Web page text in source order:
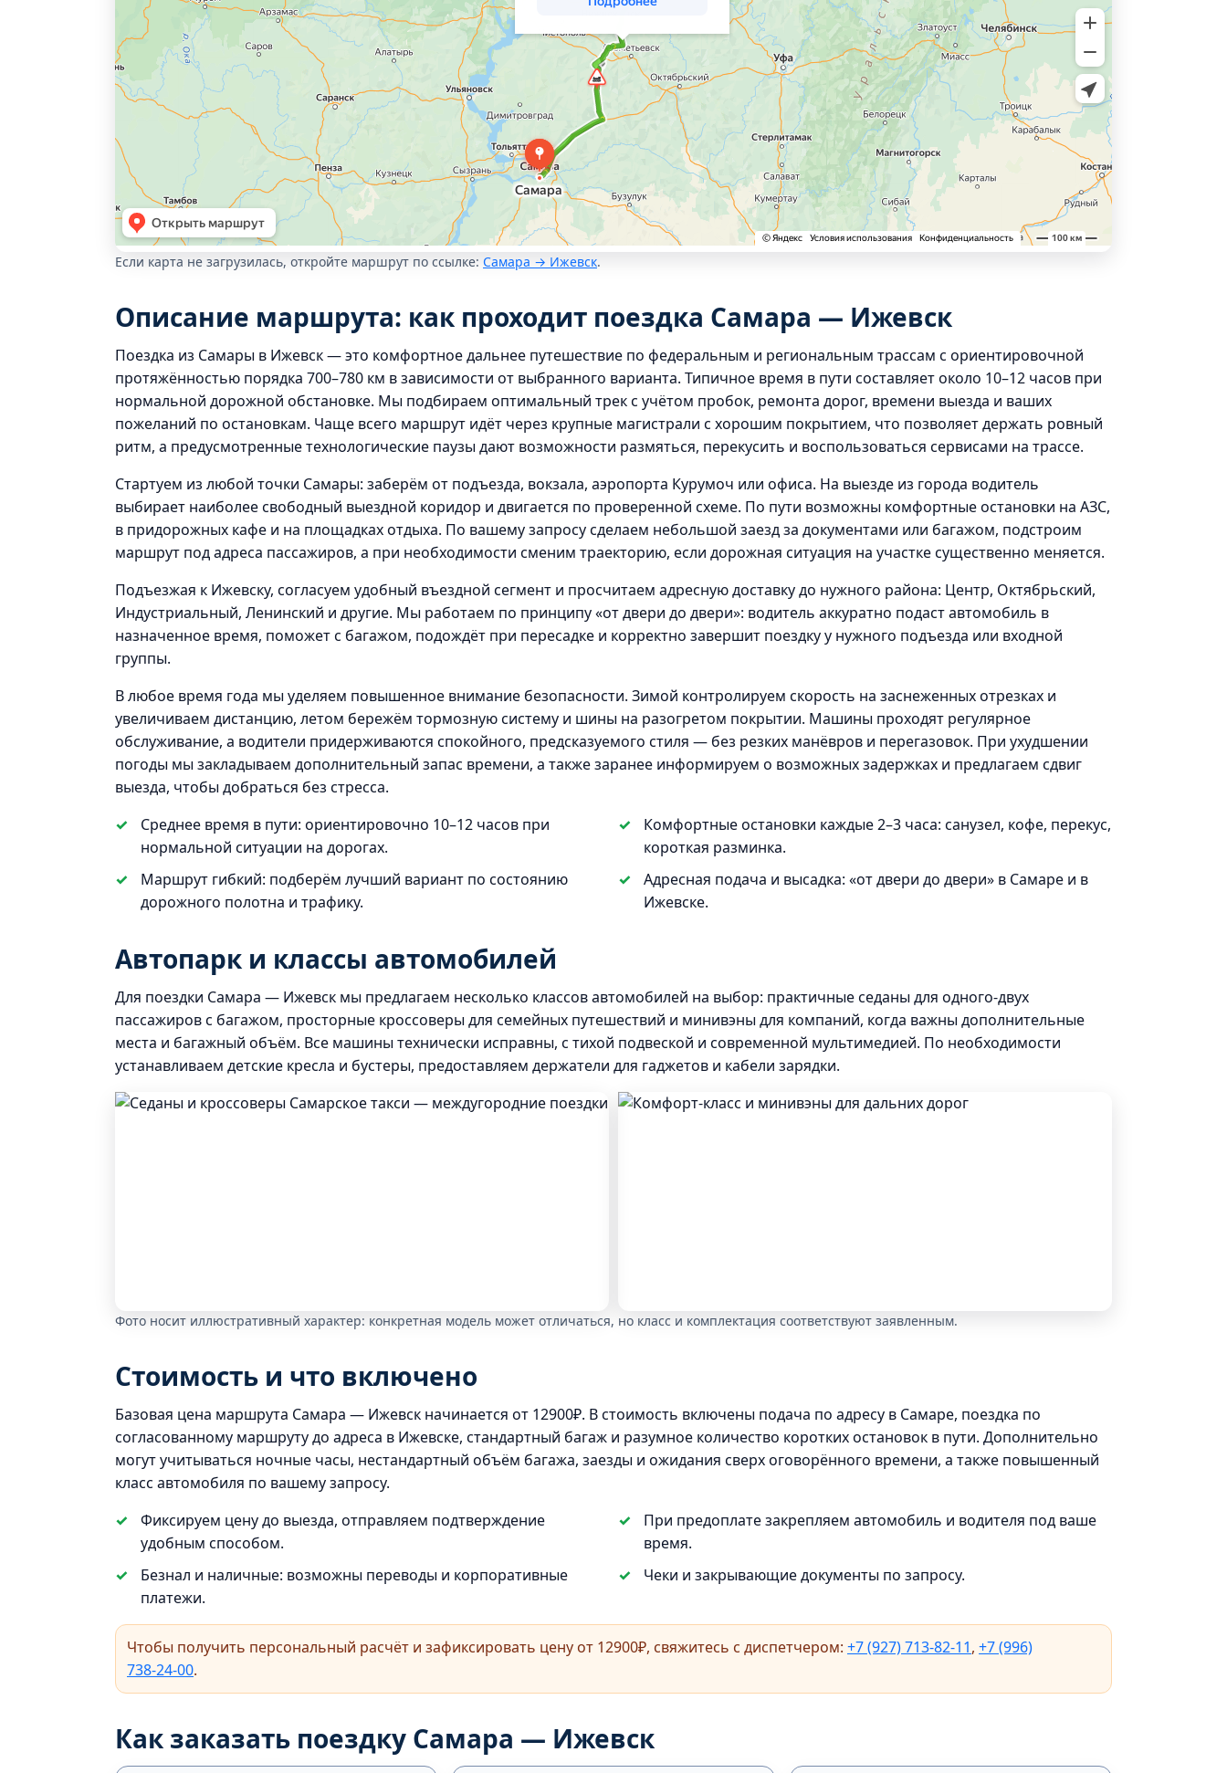
Если карта не загрузилась, откройте маршрут по ссылке: Самара → Ижевск.
Описание маршрута: как проходит поездка Самара — Ижевск
Поездка из Самары в Ижевск — это комфортное дальнее путешествие по федеральным и региональным трассам с ориентировочной
протяжённостью порядка 700–780 км в зависимости от выбранного варианта. Типичное время в пути составляет около 10–12 часов при
нормальной дорожной обстановке. Мы подбираем оптимальный трек с учётом пробок, ремонта дорог, времени выезда и ваших
пожеланий по остановкам. Чаще всего маршрут идёт через крупные магистрали с хорошим покрытием, что позволяет держать ровный
ритм, а предусмотренные технологические паузы дают возможности размяться, перекусить и воспользоваться сервисами на трассе.
Стартуем из любой точки Самары: заберём от подъезда, вокзала, аэропорта Курумоч или офиса. На выезде из города водитель
выбирает наиболее свободный выездной коридор и двигается по проверенной схеме. По пути возможны комфортные остановки на АЗС,
в придорожных кафе и на площадках отдыха. По вашему запросу сделаем небольшой заезд за документами или багажом, подстроим
маршрут под адреса пассажиров, а при необходимости сменим траекторию, если дорожная ситуация на участке существенно меняется.
Подъезжая к Ижевску, согласуем удобный въездной сегмент и просчитаем адресную доставку до нужного района: Центр, Октябрьский,
Индустриальный, Ленинский и другие. Мы работаем по принципу «от двери до двери»: водитель аккуратно подаст автомобиль в
назначенное время, поможет с багажом, подождёт при пересадке и корректно завершит поездку у нужного подъезда или входной
группы.
В любое время года мы уделяем повышенное внимание безопасности. Зимой контролируем скорость на заснеженных отрезках и
увеличиваем дистанцию, летом бережём тормозную систему и шины на разогретом покрытии. Машины проходят регулярное
обслуживание, а водители придерживаются спокойного, предсказуемого стиля — без резких манёвров и перегазовок. При ухудшении
погоды мы закладываем дополнительный запас времени, а также заранее информируем о возможных задержках и предлагаем сдвиг
выезда, чтобы добраться без стресса.
Среднее время в пути: ориентировочно 10–12 часов при
нормальной ситуации на дорогах.
Комфортные остановки каждые 2–3 часа: санузел, кофе, перекус,
короткая разминка.
Маршрут гибкий: подберём лучший вариант по состоянию
дорожного полотна и трафику.
Адресная подача и высадка: «от двери до двери» в Самаре и в
Ижевске.
Автопарк и классы автомобилей
Для поездки Самара — Ижевск мы предлагаем несколько классов автомобилей на выбор: практичные седаны для одного-двух
пассажиров с багажом, просторные кроссоверы для семейных путешествий и минивэны для компаний, когда важны дополнительные
места и багажный объём. Все машины технически исправны, с тихой подвеской и современной мультимедией. По необходимости
устанавливаем детские кресла и бустеры, предоставляем держатели для гаджетов и кабели зарядки.
Фото носит иллюстративный характер: конкретная модель может отличаться, но класс и комплектация соответствуют заявленным.
Стоимость и что включено
Базовая цена маршрута Самара — Ижевск начинается от 12900₽. В стоимость включены подача по адресу в Самаре, поездка по
согласованному маршруту до адреса в Ижевске, стандартный багаж и разумное количество коротких остановок в пути. Дополнительно
могут учитываться ночные часы, нестандартный объём багажа, заезды и ожидания сверх оговорённого времени, а также повышенный
класс автомобиля по вашему запросу.
Фиксируем цену до выезда, отправляем подтверждение
удобным способом.
При предоплате закрепляем автомобиль и водителя под ваше
время.
Безнал и наличные: возможны переводы и корпоративные
платежи.
Чеки и закрывающие документы по запросу.
Чтобы получить персональный расчёт и зафиксировать цену от 12900₽, свяжитесь с диспетчером: +7 (927) 713‑82‑11, +7 (996)
738‑24‑00.
Как заказать поездку Самара — Ижевск